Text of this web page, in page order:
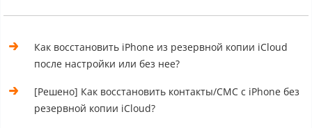
Как восстановить iPhone из резервной копии iCloud
после настройки или без нее?
[Решено] Как восстановить контакты/СМС с iPhone без
резервной копии iCloud?